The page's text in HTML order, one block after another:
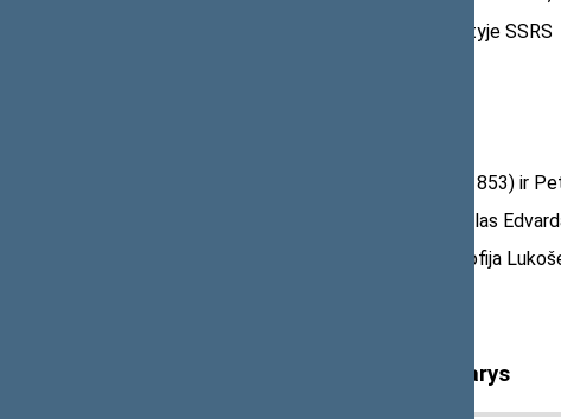
– 1944 m., tremtyje SSRS
– Vladislovas Adamkavičius (g. 1853) ir
– Lietuvos kariuomenės generolas
– vedęs, žmona – Zofija
Lietuvos Respublikos Seimo narys